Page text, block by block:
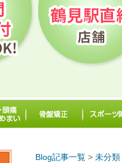
Blog記事一覧 > 未分類